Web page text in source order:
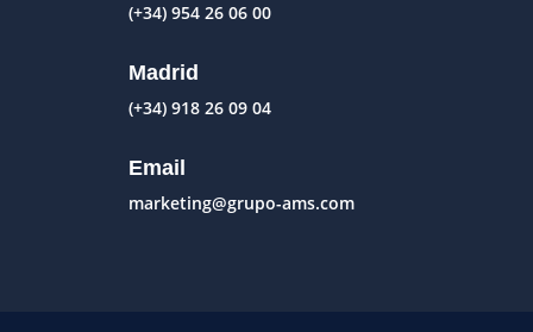
(+34) 954 26 06 00
Madrid
(+34) 918 26 09 04
Email
marketing@grupo-ams.com